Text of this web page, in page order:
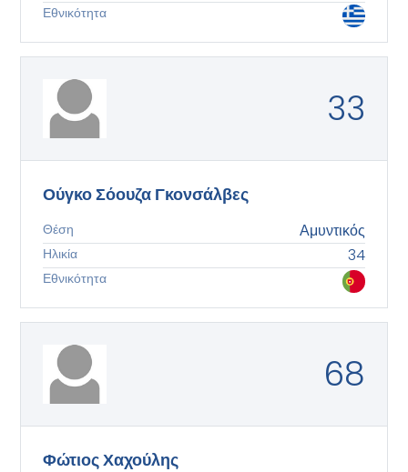
Εθνικότητα
33
Ούγκο Σόουζα Γκονσάλβες
Θέση Αμυντικός
Ηλικία 34
Εθνικότητα
68
Φώτιος Χαχούλης